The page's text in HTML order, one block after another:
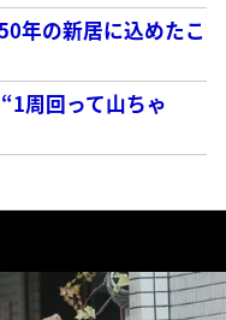
年の新居に込めたこ
周回って山ちゃ